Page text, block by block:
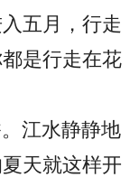
五月，行走
是行走在花
江水静静地
天就这样开